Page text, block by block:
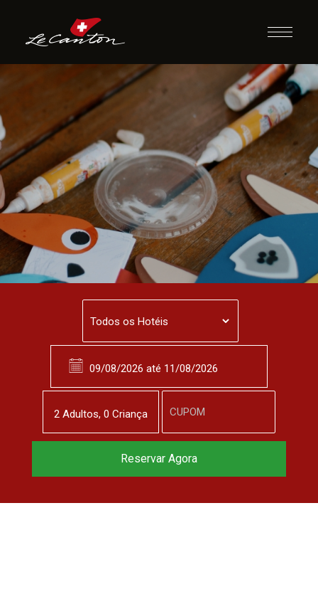
Artesanato
2 Adultos, 0 Criança
Reservar Agora